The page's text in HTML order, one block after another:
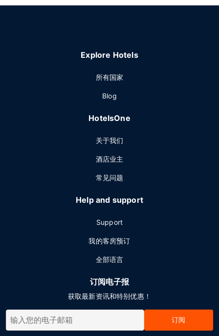
Explore Hotels
所有国家
Blog
HotelsOne
关于我们
酒店业主
常见问题
Help and support
Support
我的客房预订
全部语言
订阅电子报
获取最新资讯和特别优惠！
订阅